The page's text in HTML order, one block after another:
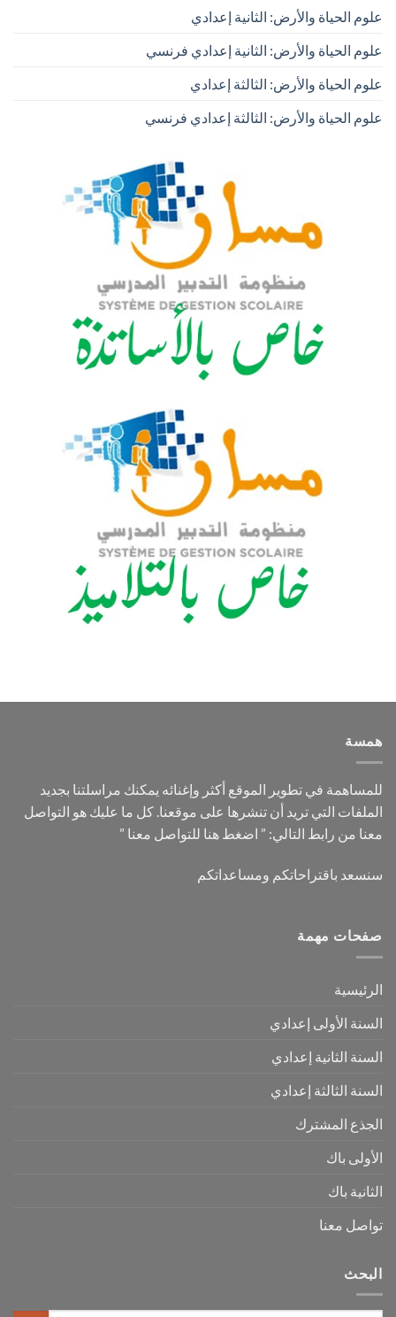
علوم الحياة والأرض: الثانية إعدادي
علوم الحياة والأرض: الثانية إعدادي فرنسي
علوم الحياة والأرض: الثالثة إعدادي
علوم الحياة والأرض: الثالثة إعدادي فرنسي
همسة
للمساهمة في تطوير الموقع أكثر وإغنائه يمكنك مراسلتنا بجديد
الملفات التي تريد أن تنشرها على موقعنا. كل ما عليك هو التواصل
معنا من رابط التالي: ” اضغط هنا للتواصل معنا ”
سنسعد باقتراحاتكم ومساعداتكم
صفحات مهمة
الرئيسية
السنة الأولى إعدادي
السنة الثانية إعدادي
السنة الثالثة إعدادي
الجذع المشترك
الأولى باك
الثانية باك
تواصل معنا
البحث